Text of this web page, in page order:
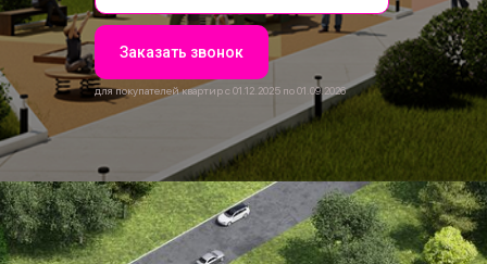
Заказать звонок
для покупателей квартир с 01.12.2025 по 01.09.2026